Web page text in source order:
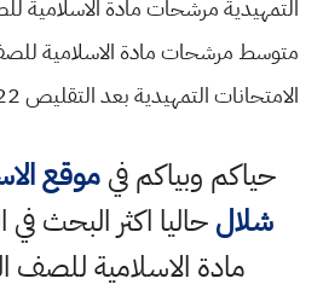
التمهيدية مرشحات مادة الاسلامية
متوسط مرشحات مادة الاسلامية
الامتحانات التمهيدية بعد التقليص 2022
حياكم وبياكم فيموقع
شلالحاليا اكثر البحث
مادة الاسلامية للصف